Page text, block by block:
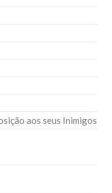
aos seus Inimigos